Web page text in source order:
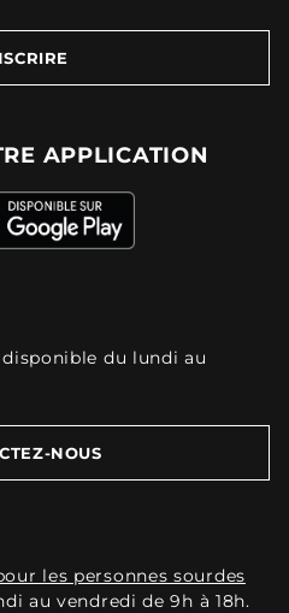
APPLICATION
du lundi au
NOUS
les personnes sourdes
au vendredi de 9h à 18h.